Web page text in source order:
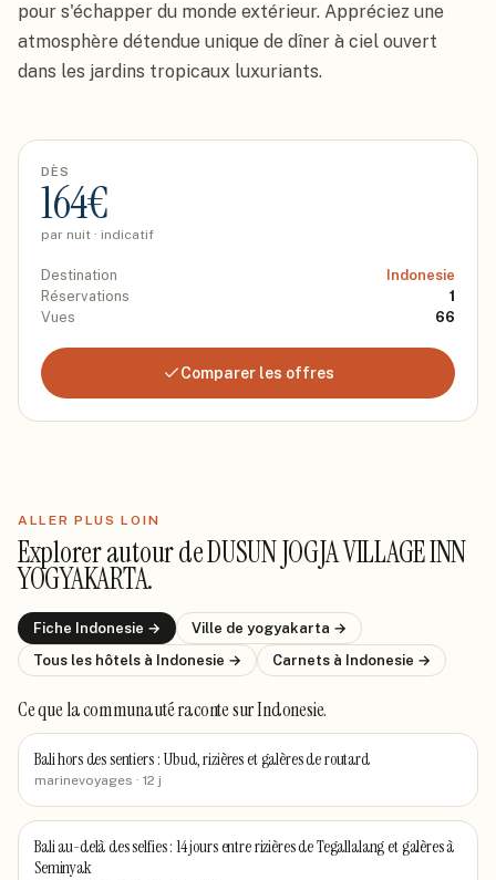
pour s'échapper du monde extérieur. Appréciez une
atmosphère détendue unique de dîner à ciel ouvert
dans les jardins tropicaux luxuriants.
DÈS
164€
par nuit · indicatif
Destination
Indonesie
Réservations
1
Vues
66
Comparer les offres
ALLER PLUS LOIN
Explorer autour deDUSUN JOGJA VILLAGE INN
YOGYAKARTA.
Fiche Indonesie → Ville de yogyakarta →
Tous les hôtels à Indonesie → Carnets à Indonesie →
Ce que la communauté racontesur Indonesie.
Bali hors des sentiers : Ubud, rizières et galères de routard
marinevoyages · 12 j
Bali au-delà des selfies : 14 jours entre rizières de Tegallalang et galères à
Seminyak